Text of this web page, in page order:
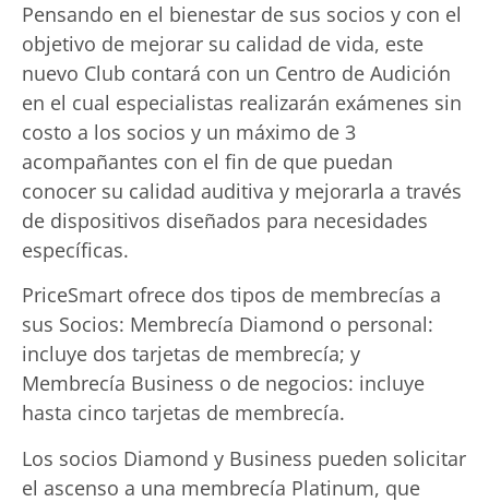
Pensando en el bienestar de sus socios y con el
objetivo de mejorar su calidad de vida, este
nuevo Club contará con un Centro de Audición
en el cual especialistas realizarán exámenes sin
costo a los socios y un máximo de 3
acompañantes con el fin de que puedan
conocer su calidad auditiva y mejorarla a través
de dispositivos diseñados para necesidades
específicas.
PriceSmart ofrece dos tipos de membrecías a
sus Socios: Membrecía Diamond o personal:
incluye dos tarjetas de membrecía; y
Membrecía Business o de negocios: incluye
hasta cinco tarjetas de membrecía.
Los socios Diamond y Business pueden solicitar
el ascenso a una membrecía Platinum, que